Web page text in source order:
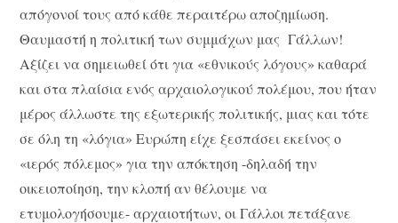
απόγονοί τους από κάθε περαιτέρω αποζημίωση.
Θαυμαστή η πολιτική των συμμάχων μας Γάλλων!
Αξίζει να σημειωθεί ότι για «εθνικούς λόγους» καθαρά
και στα πλαίσια ενός αρχαιολογικού πολέμου, που ήταν
μέρος άλλωστε της εξωτερικής πολιτικής, μιας και τότε
σε όλη τη «λόγια» Ευρώπη είχε ξεσπάσει εκείνος ο
«ιερός πόλεμος» για την απόκτηση -δηλαδή την
οικειοποίηση, την κλοπή αν θέλουμε να
ετυμολογήσουμε- αρχαιοτήτων, οι Γάλλοι πετάξανε